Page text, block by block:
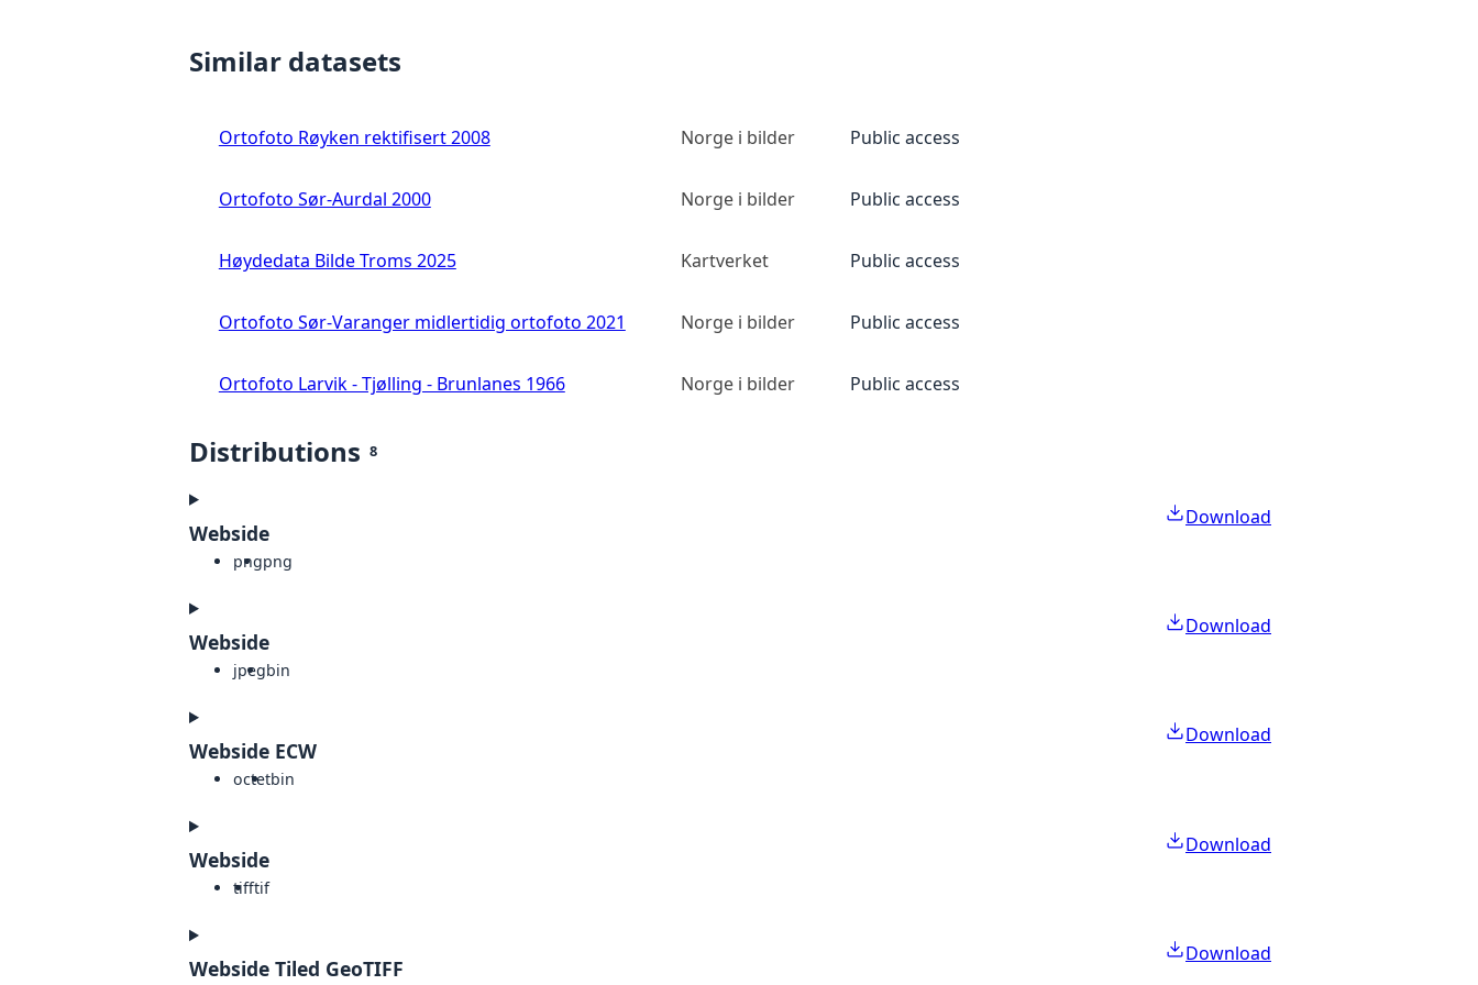
Similar datasets
Ortofoto Røyken rektifisert 2008 Norge i bilder Public access
Ortofoto Sør-Aurdal 2000 Norge i bilder Public access
Høydedata Bilde Troms 2025 Kartverket Public access
Ortofoto Sør-Varanger midlertidig ortofoto 2021 Norge i bilder Public access
Ortofoto Larvik - Tjølling - Brunlanes 1966 Norge i bilder Public access
Distributions 8
Webside
pngpng
Download
Webside
jpegbin
Download
Webside ECW
octetbin
Download
Webside
tifftif
Download
Webside Tiled GeoTIFF
Download